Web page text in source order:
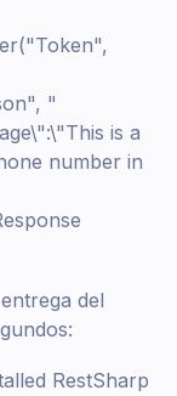
"
is a
number in
del
RestSharp